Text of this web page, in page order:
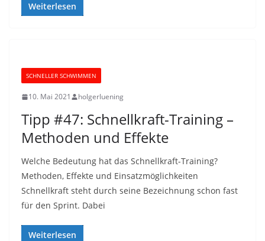
Weiterlesen
SCHNELLER SCHWIMMEN
10. Mai 2021 holgerluening
Tipp #47: Schnellkraft-Training –
Methoden und Effekte
Welche Bedeutung hat das Schnellkraft-Training?
Methoden, Effekte und Einsatzmöglichkeiten
Schnellkraft steht durch seine Bezeichnung schon fast
für den Sprint. Dabei
Weiterlesen